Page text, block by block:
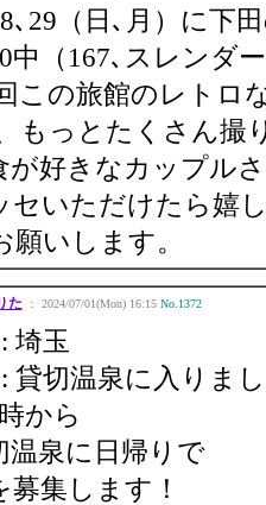
､29（日､月）に下
中（167､スレンダ
この旅館のレトロ
もっとたくさん撮
が好きなカップル
セいただけたら嬉
願いします。
た ： 2024/07/01(Mon) 16:15 No.1372
埼玉
貸切温泉に入りま
から
温泉に日帰りで
募集します！